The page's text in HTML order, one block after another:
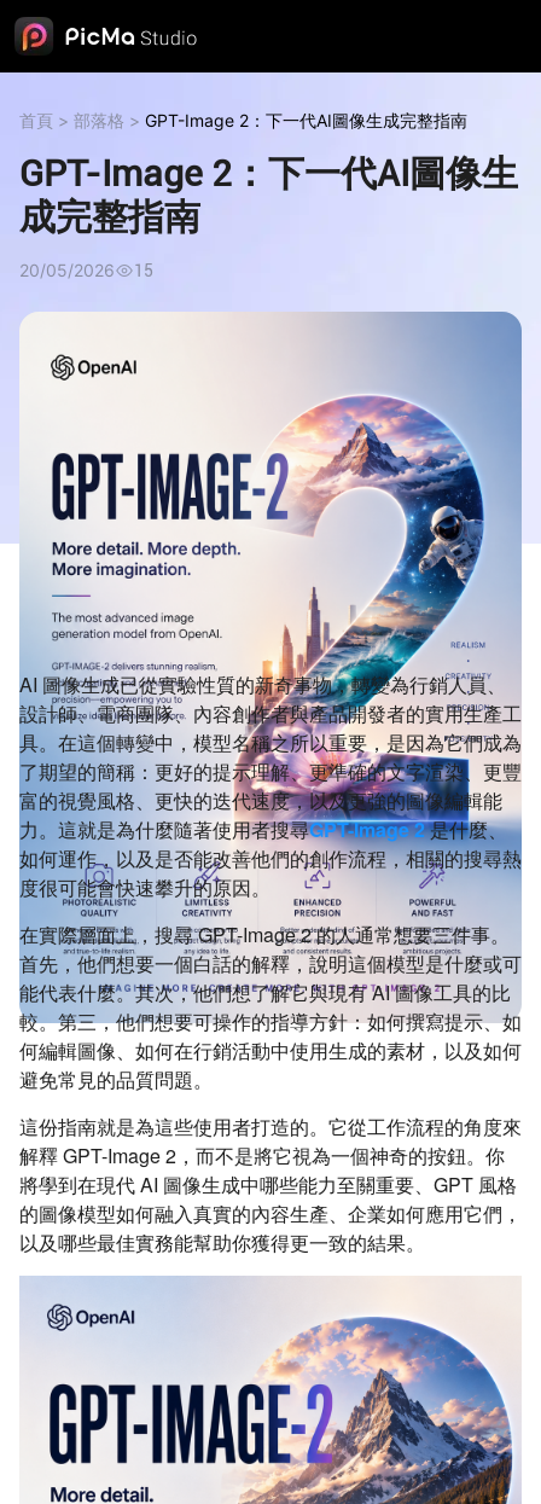
首頁 > 部落格 > GPT-Image 2：下一代AI圖像生成完整指南
GPT-Image 2：下一代AI圖像生
成完整指南
20/05/2026 15
AI 圖像生成已從實驗性質的新奇事物，轉變為行銷人員、
設計師、電商團隊、內容創作者與產品開發者的實用生產工
具。在這個轉變中，模型名稱之所以重要，是因為它們成為
了期望的簡稱：更好的提示理解、更準確的文字渲染、更豐
富的視覺風格、更快的迭代速度，以及更強的圖像編輯能
力。這就是為什麼隨著使用者搜尋GPT-Image 2是什麼、
如何運作，以及是否能改善他們的創作流程，相關的搜尋熱
度很可能會快速攀升的原因。
在實際層面上，搜尋 GPT-Image 2 的人通常想要三件事。
首先，他們想要一個白話的解釋，說明這個模型是什麼或可
能代表什麼。其次，他們想了解它與現有 AI 圖像工具的比
較。第三，他們想要可操作的指導方針：如何撰寫提示、如
何編輯圖像、如何在行銷活動中使用生成的素材，以及如何
避免常見的品質問題。
這份指南就是為這些使用者打造的。它從工作流程的角度來
解釋 GPT-Image 2，而不是將它視為一個神奇的按鈕。你
將學到在現代 AI 圖像生成中哪些能力至關重要、GPT 風格
的圖像模型如何融入真實的內容生產、企業如何應用它們，
以及哪些最佳實務能幫助你獲得更一致的結果。